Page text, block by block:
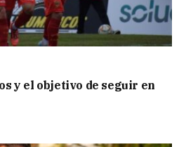
y el objetivo de seguir en